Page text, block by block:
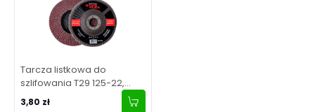
Tarcza listkowa do
szlifowania T29 125-22,
granulacja 40
3,80 zł